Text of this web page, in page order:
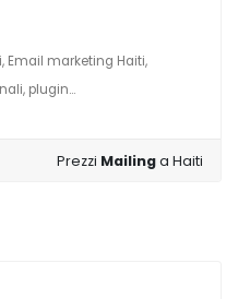
Email marketing Haiti,
plugin...
Prezzi Mailinga Haiti